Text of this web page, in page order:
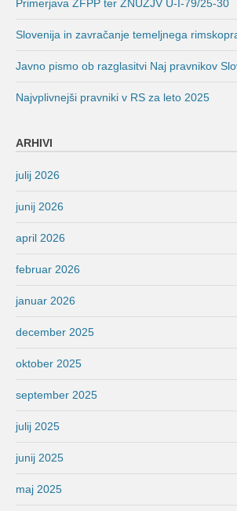
Primerjava ZFPP ter ZNUZJV U-I-79/25-30
Slovenija in zavračanje temeljnega
Javno pismo ob razglasitvi Naj pravnikov
Najvplivnejši pravniki v RS za leto 2025
ARHIVI
julij 2026
junij 2026
april 2026
februar 2026
januar 2026
december 2025
oktober 2025
september 2025
julij 2025
junij 2025
maj 2025